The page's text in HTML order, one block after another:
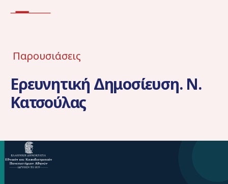
Παρουσιάσεις
Ερευνητική Δημοσίευση. Ν.
Κατσούλας